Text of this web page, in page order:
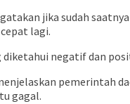
jika sudah
lagi.
negatif dan
pemerintah
gagal.